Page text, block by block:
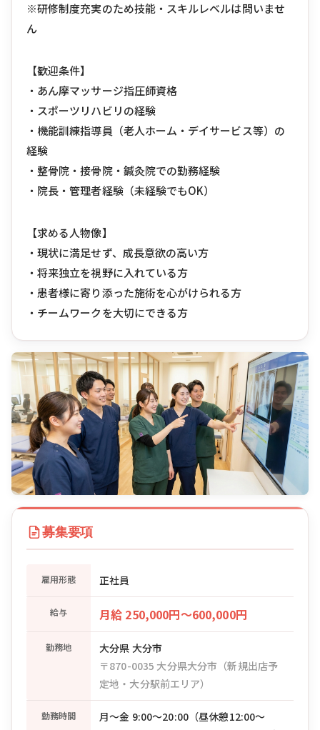
※研修制度充実のため技能・スキルレベルは問いませ
ん
【歓迎条件】
・あん摩マッサージ指圧師資格
・スポーツリハビリの経験
・機能訓練指導員（老人ホーム・デイサービス等）の
経験
・整骨院・接骨院・鍼灸院での勤務経験
・院長・管理者経験（未経験でもOK）
【求める人物像】
・現状に満足せず、成長意欲の高い方
・将来独立を視野に入れている方
・患者様に寄り添った施術を心がけられる方
・チームワークを大切にできる方
募集要項
雇用形態 正社員
給与 月給 250,000円〜600,000円
勤務地
大分県 大分市
〒870-0035 大分県大分市（新規出店予
定地・大分駅前エリア）
勤務時間
月〜金 9:00〜20:00（昼休憩12:00〜